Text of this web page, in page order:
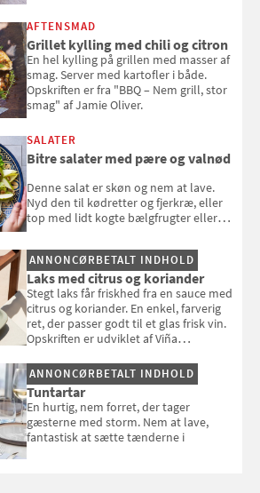
AFTENSMAD
Grillet kylling med chili og citron
En hel kylling på grillen med masser af
smag. Server med kartofler i både.
Opskriften er fra "BBQ – Nem grill, stor
smag" af Jamie Oliver.
SALATER
Bitre salater med pære og valnød
Denne salat er skøn og nem at lave.
Nyd den til kødretter og fjerkræ, eller
top med lidt kogte bælgfrugter eller
selvstændigt måltid. Opskriften er fra
Louisa Lorangs kogebog "Salat".
ANNONCØRBETALT INDHOLD
Laks med citrus og koriander
Stegt laks får friskhed fra en sauce med
citrus og koriander. En enkel, farverig
ret, der passer godt til et glas frisk vin.
Opskriften er udviklet af Viña
ANNONCØRBETALT INDHOLD
Tuntartar
En hurtig, nem forret, der tager
gæsterne med storm. Nem at lave,
fantastisk at sætte tænderne i